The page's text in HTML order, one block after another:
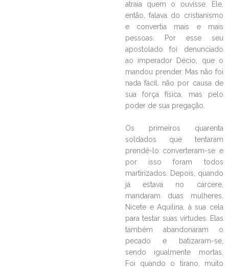
LEIA NO DIOCESE INFORMA
Tríduo e Festa do Padroeiro na
Paróquia São Cristóvão, bairro
Ouça a notícia
LEIA NO DIOCESE INFORMA
atraía quem o ouvisse. Ele,
então, falava do cristianismo
e convertia mais e mais
pessoas. Por esse seu
apostolado foi denunciado
ao imperador Décio, que o
mandou prender. Mas não foi
nada fácil, não por causa de
sua força física, mas pelo
poder de sua pregação.
Os primeiros quarenta
soldados que tentaram
prendê-lo converteram-se e
por isso foram todos
martirizados. Depois, quando
já estava no cárcere,
mandaram duas mulheres,
Nicete e Aquilina, à sua cela
para testar suas virtudes. Elas
também abandonaram o
pecado e batizaram-se,
sendo igualmente mortas.
Foi quando o tirano, muito